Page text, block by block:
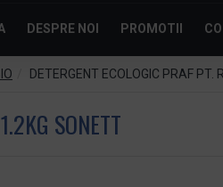
DESPRE NOI PROMOTII
DETERGENT ECOLOGIC PRAF PT.
SONETT